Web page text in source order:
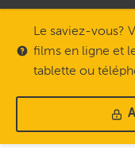
Le saviez-vous?
films en ligne et
tablette ou